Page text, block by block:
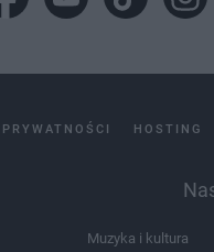
HOSTING
Muzyka i kultura